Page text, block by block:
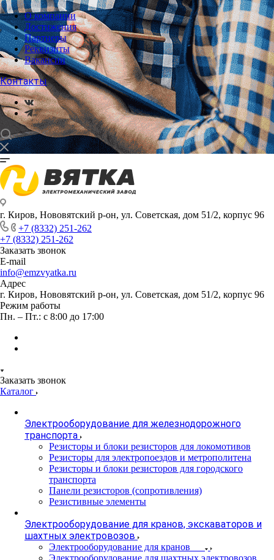
О компании
Достижения
Партнеры
Реквизиты
Вакансии
Контакты
г. Киров, Нововятский р-он, ул. Советская, дом 51/2, корпус 96
+7 (8332) 251-262
+7 (8332) 251-262
Заказать звонок
E-mail
info@emzvyatka.ru
Адрес
г. Киров, Нововятский р-он, ул. Советская, дом 51/2, корпус 96
Режим работы
Пн. – Пт.: с 8:00 до 17:00
Заказать звонок
Каталог
Электрооборудование для железнодорожного
транспорта
Резисторы и блоки резисторов для локомотивов
Резисторы для электропоездов и метрополитена
Резисторы и блоки резисторов для городского
транспорта
Панели резисторов (сопротивления)
Резистивные элементы
Электрооборудование для кранов, экскаваторов и
шахтных электровозов
Электрооборудование для кранов
Электрооборудование для шахтных электровозов